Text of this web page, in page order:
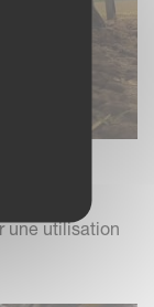
une utilisation